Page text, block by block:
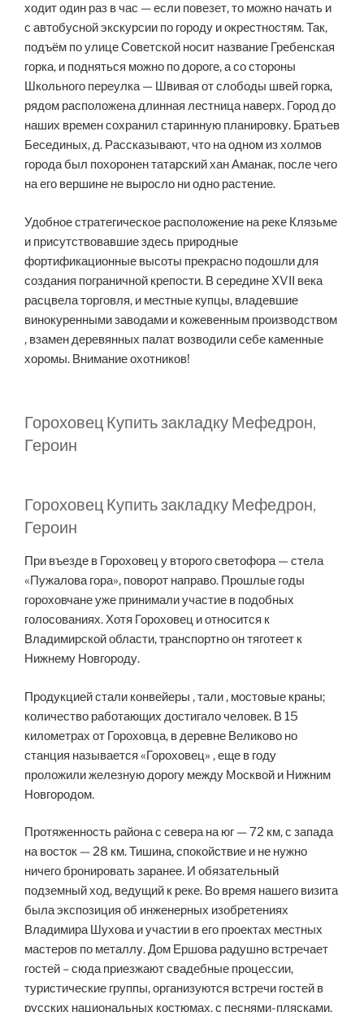
ходит один раз в час — если повезет, то можно начать и
с автобусной экскурсии по городу и окрестностям. Так,
подъём по улице Советской носит название Гребенская
горка, и подняться можно по дороге, а со стороны
Школьного переулка — Швивая от слободы швей горка,
рядом расположена длинная лестница наверх. Город до
наших времен сохранил старинную планировку. Братьев
Бесединых, д. Рассказывают, что на одном из холмов
города был похоронен татарский хан Аманак, после чего
на его вершине не выросло ни одно растение.
Удобное стратегическое расположение на реке Клязьме
и присутствовавшие здесь природные
фортификационные высоты прекрасно подошли для
создания пограничной крепости. В середине XVII века
расцвела торговля, и местные купцы, владевшие
винокуренными заводами и кожевенным производством
, взамен деревянных палат возводили себе каменные
хоромы. Внимание охотников!
Гороховец Купить закладку Мефедрон,
Героин
Гороховец Купить закладку Мефедрон,
Героин
При въезде в Гороховец у второго светофора — стела
«Пужалова гора», поворот направо. Прошлые годы
гороховчане уже принимали участие в подобных
голосованиях. Хотя Гороховец и относится к
Владимирской области, транспортно он тяготеет к
Нижнему Новгороду.
Продукцией стали конвейеры , тали , мостовые краны;
количество работающих достигало человек. В 15
километрах от Гороховца, в деревне Великово но
станция называется «Гороховец» , еще в году
проложили железную дорогу между Москвой и Нижним
Новгородом.
Протяженность района с севера на юг — 72 км, с запада
на восток — 28 км. Тишина, спокойствие и не нужно
ничего бронировать заранее. И обязательный
подземный ход, ведущий к реке. Во время нашего визита
была экспозиция об инженерных изобретениях
Владимира Шухова и участии в его проектах местных
мастеров по металлу. Дом Ершова радушно встречает
гостей – сюда приезжают свадебные процессии,
туристические группы, организуются встречи гостей в
русских национальных костюмах, с песнями-плясками,